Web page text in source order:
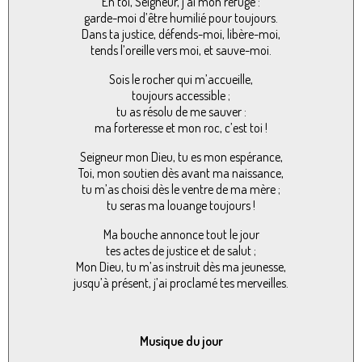
garde-moi d’être humilié pour toujours.
Dans ta justice, défends-moi, libère-moi,
tends l’oreille vers moi, et sauve-moi.
Sois le rocher qui m’accueille,
toujours accessible ;
tu as résolu de me sauver :
ma forteresse et mon roc, c’est toi !
Seigneur mon Dieu, tu es mon espérance,
Toi, mon soutien dès avant ma naissance,
tu m’as choisi dès le ventre de ma mère ;
tu seras ma louange toujours !
Ma bouche annonce tout le jour
tes actes de justice et de salut ;
Mon Dieu, tu m’as instruit dès ma jeunesse,
jusqu’à présent, j’ai proclamé tes merveilles.
Musique du jour